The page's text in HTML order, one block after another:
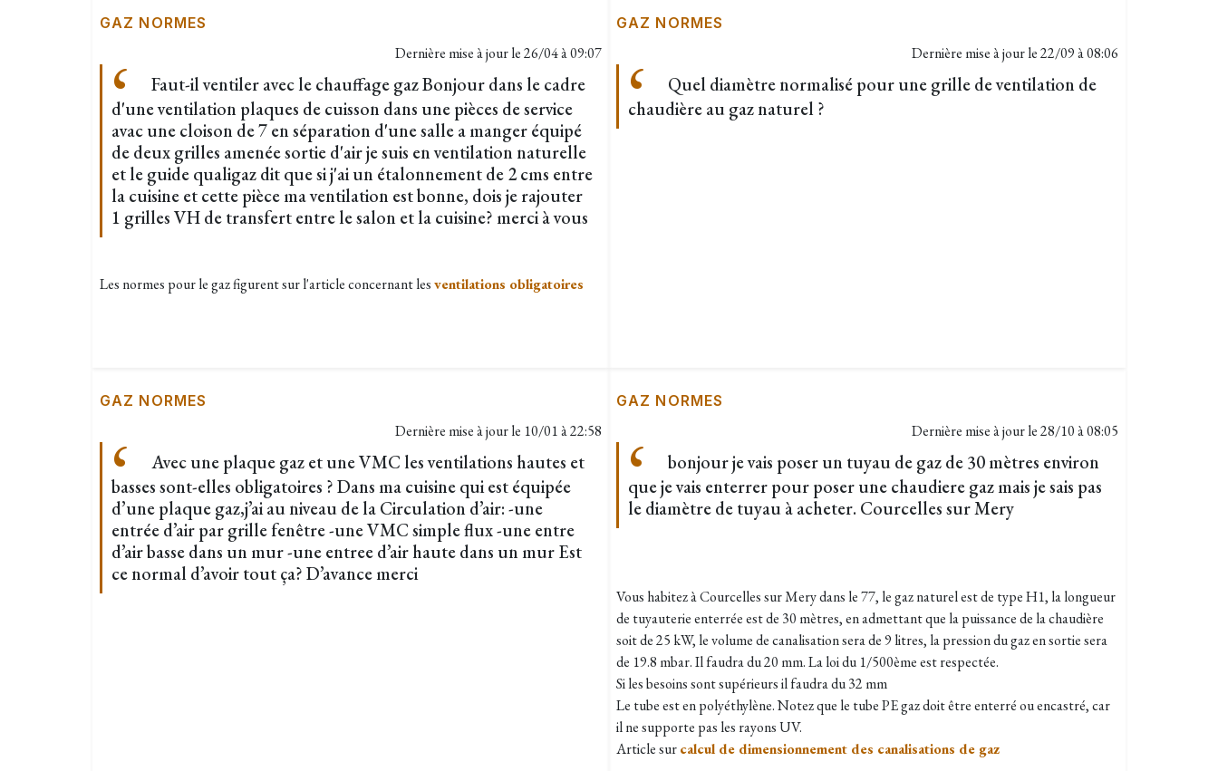
GAZ NORMES
Dernière mise à jour le26/04 à 09:07
Faut-il ventiler avec le chauffage gaz Bonjour dans le cadre
d'une ventilation plaques de cuisson dans une pièces de service
avac une cloison de 7 en séparation d'une salle a manger équipé
de deux grilles amenée sortie d'air je suis en ventilation naturelle
et le guide qualigaz dit que si j'ai un étalonnement de 2 cms entre
la cuisine et cette pièce ma ventilation est bonne, dois je rajouter
1 grilles VH de transfert entre le salon et la cuisine? merci à vous
Les normes pour le gaz figurent sur l'article concernant lesventilations obligatoires
GAZ NORMES
Dernière mise à jour le22/09 à 08:06
Quel diamètre normalisé pour une grille de ventilation de
chaudière au gaz naturel ?
GAZ NORMES
Dernière mise à jour le 10/01 à 22:58
Avec une plaque gaz et une VMC les ventilations hautes et
basses sont-elles obligatoires ? Dans ma cuisine qui est équipée
d’une plaque gaz,j’ai au niveau de la Circulation d’air: -une
entrée d’air par grille fenêtre -une VMC simple flux -une entre
d’air basse dans un mur -une entree d’air haute dans un mur Est
ce normal d’avoir tout ça? D’avance merci
GAZ NORMES
Dernière mise à jour le28/10 à 08:05
bonjour je vais poser un tuyau de gaz de 30 mètres environ
que je vais enterrer pour poser une chaudiere gaz mais je sais pas
le diamètre de tuyau à acheter. Courcelles sur Mery
Vous habitez à Courcelles sur Mery dans le 77, le gaz naturel est de type H1, la longueur
de tuyauterie enterrée est de 30 mètres, en admettant que la puissance de la chaudière
soit de 25 kW, le volume de canalisation sera de 9 litres, la pression du gaz en sortie sera
de 19.8 mbar. Il faudra du 20 mm. La loi du 1/500ème est respectée.
Si les besoins sont supérieurs il faudra du 32 mm
Le tube est en polyéthylène. Notez que le tube PE gaz doit être enterré ou encastré, car
il ne supporte pas les rayons UV.
Article surcalcul de dimensionnement des canalisations de gaz